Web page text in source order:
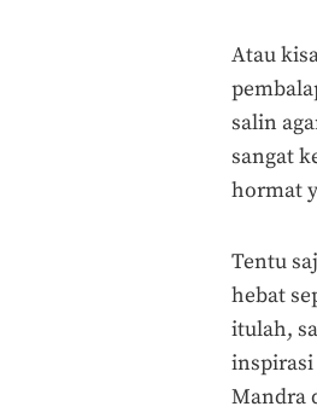
Atau
salin
sangat
hormat
Tentu
hebat
itulah,
inspirasi
Mandra